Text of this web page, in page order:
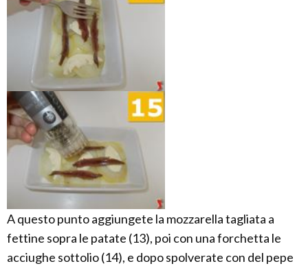
A questo punto aggiungete la mozzarella tagliata a
fettine sopra le patate (13), poi con una forchetta le
acciughe sottolio (14), e dopo spolverate con del pepe